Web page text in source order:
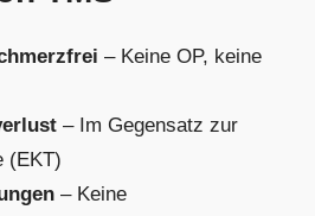
– Keine OP, keine
– Im Gegensatz zur
(EKT)
– Keine